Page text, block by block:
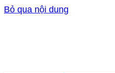
Bỏ qua nội dung